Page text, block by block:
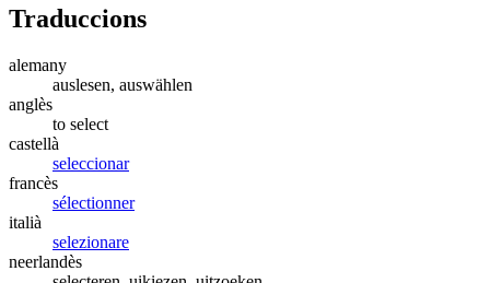
Traduccions
alemany
auslesen, auswählen
anglès
to select
castellà
seleccionar
francès
sélectionner
italià
selezionare
neerlandès